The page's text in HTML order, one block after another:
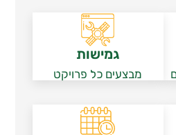
גמישות
מבצעים כל פרויקט